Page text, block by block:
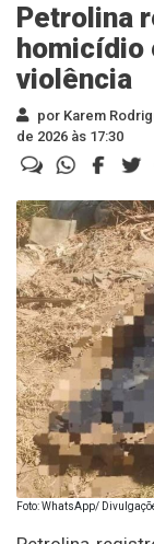
Petrolina
homicídio
violência
por Karem
de 2026 às 17:30
Foto: WhatsApp/